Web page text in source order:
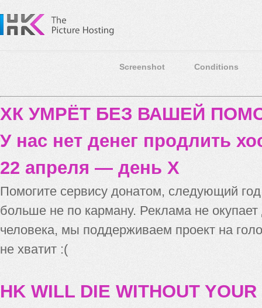
Screenshot Conditions
ХК УМРЁТ БЕЗ ВАШЕЙ
У нас нет денег продлить
22 апреля — день X
Помогите сервису донатом, следующий
больше не по карману. Реклама не
человека, мы поддерживаем проект на
не хватит :(
HK WILL DIE WITHOUT